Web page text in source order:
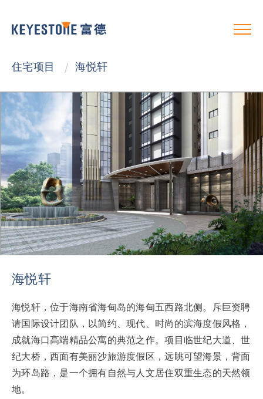
住宅项目 / 海悦轩
海悦轩
海悦轩，位于海南省海甸岛的海甸五西路北侧。斥巨资聘
请国际设计团队，以简约、现代、时尚的滨海度假风格，
成就海口高端精品公寓的典范之作。项目临世纪大道、世
纪大桥，西面有美丽沙旅游度假区，远眺可望海景，背面
为环岛路，是一个拥有自然与人文居住双重生态的天然领
地。